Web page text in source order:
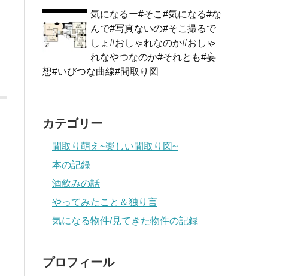
気になるー#そこ#気になる#な
んで#写真ないの#そこ撮るで
しょ#おしゃれなのか#おしゃ
れなやつなのか#それとも#妄
想#いびつな曲線#間取り図
カテゴリー
間取り萌え~楽しい間取り図~
本の記録
酒飲みの話
やってみたこと＆独り言
気になる物件/見てきた物件の記録
プロフィール